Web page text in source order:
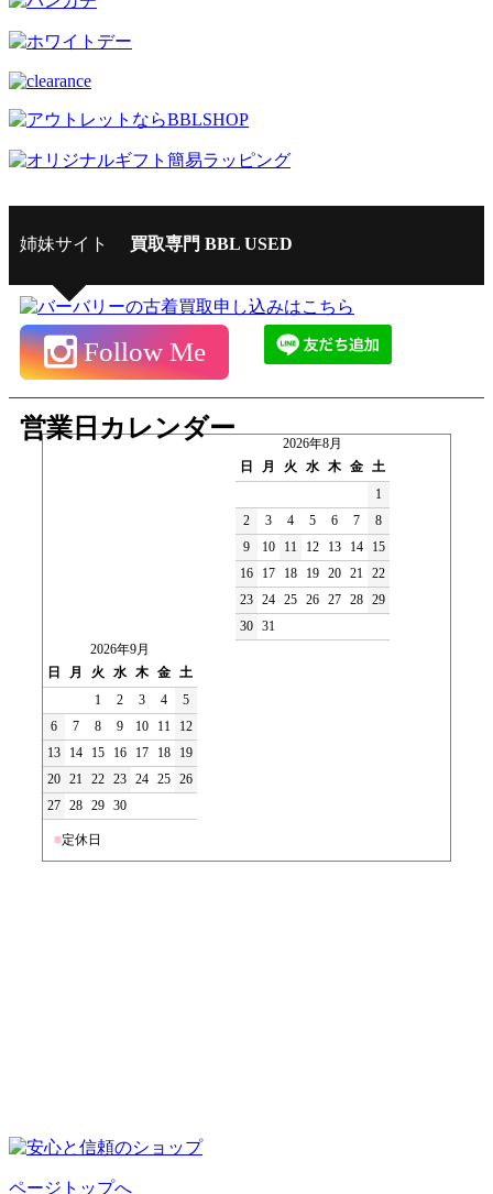
姉妹サイト 買取専門 BBL USED
Follow Me
営業日カレンダー
2026年8月
日
月 火 水 木 金 土
1
2
3 4 5 6 7
8
9
10 11 12 13 14
15
16
17 18 19 20 21 22
23 24 25 26 27 28 29
30 31
2026年9月
日
月 火 水 木 金 土
1
2 3 4
5
6
7 8 9 10 11
12
13
14 15 16 17 18
19
20 21 22 23 24 25 26
27 28 29 30
■定休日
ページトップへ